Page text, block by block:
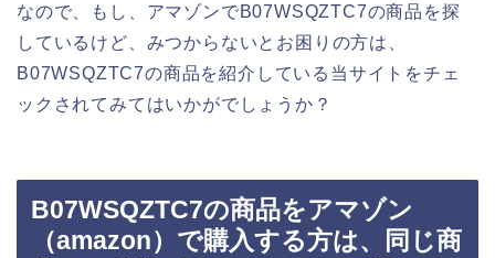
なので、もし、アマゾンでB07WSQZTC7の商品を探
しているけど、みつからないとお困りの方は、
B07WSQZTC7の商品を紹介している当サイトをチェ
ックされてみてはいかがでしょうか？
B07WSQZTC7の商品をアマゾン
（amazon）で購入する方は、同じ商